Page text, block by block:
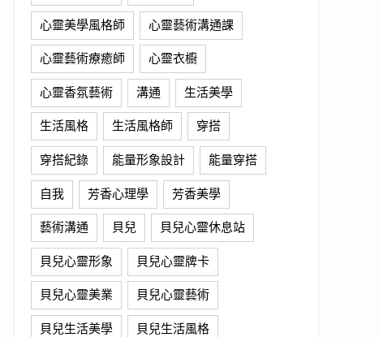
心靈美學風格師 心靈藝術溝通課
心靈藝術療癒師 心靈衣櫥
心靈香氛藝術 溝通 生活美學
生活風格 生活風格師 穿搭
穿搭紀錄 能量形象設計 能量穿搭
自我 芳香心理學 芳香美學
藝術溝通 貝兒 貝兒心靈休息站
貝兒心靈形象 貝兒心靈牌卡
貝兒心靈美業 貝兒心靈藝術
貝兒生活美學 貝兒生活風格